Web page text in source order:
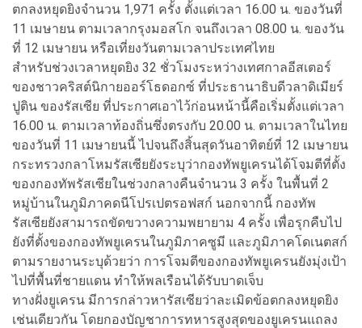
ตกลงหยุดยิงจำนวน 1,971 ครั้ง ตั้งแต่เวลา 16.00 น. ของวันที่
11 เมษายน ตามเวลากรุงมอสโก จนถึงเวลา 08.00 น. ของวัน
ที่ 12 เมษายน หรือเที่ยงวันตามเวลาประเทศไทย
สำหรับช่วงเวลาหยุดยิง 32 ชั่วโมงระหว่างเทศกาลอีสเตอร์
ของชาวคริสต์นิกายออร์โธดอกซ์ ที่ประธานาธิบดีวลาดิเมียร์
ปูติน ของรัสเซีย ที่ประกาศเอาไว้ก่อนหน้านี้คือเริ่มตั้งแต่เวลา
16.00 น. ตามเวลาท้องถิ่นซึ่งตรงกับ 20.00 น. ตามเวลาในไทย
ของวันที่ 11 เมษายนนี้ ไปจนถึงสิ้นสุดวันอาทิตย์ที่ 12 เมษายน
กระทรวงกลาโหมรัสเซียยังระบุว่ากองทัพยูเครนได้โจมตีที่ตั้ง
ของกองทัพรัสเซียในช่วงกลางคืนจำนวน 3 ครั้ง ในพื้นที่ 2
หมู่บ้านในภูมิภาคดนีโปรเปตรอฟสก์ นอกจากนี้ กองทัพ
รัสเซียยังสามารถขัดขวางความพยายาม 4 ครั้ง เพื่อรุกคืบไป
ยังที่ตั้งของกองทัพยูเครนในภูมิภาคซูมี และภูมิภาคโดเนตสก์
ตามรายงานระบุด้วยว่า การโจมตีของกองทัพยูเครนยังมุ่งเป้า
ไปที่พื้นที่ชายแดน ทำให้พลเรือนได้รับบาดเจ็บ
ทางฝั่งยูเครน มีการกล่าวหารัสเซียว่าละเมิดข้อตกลงหยุดยิง
เช่นเดียวกัน โดยกองบัญชาการทหารสูงสุดของยูเครนแถลง